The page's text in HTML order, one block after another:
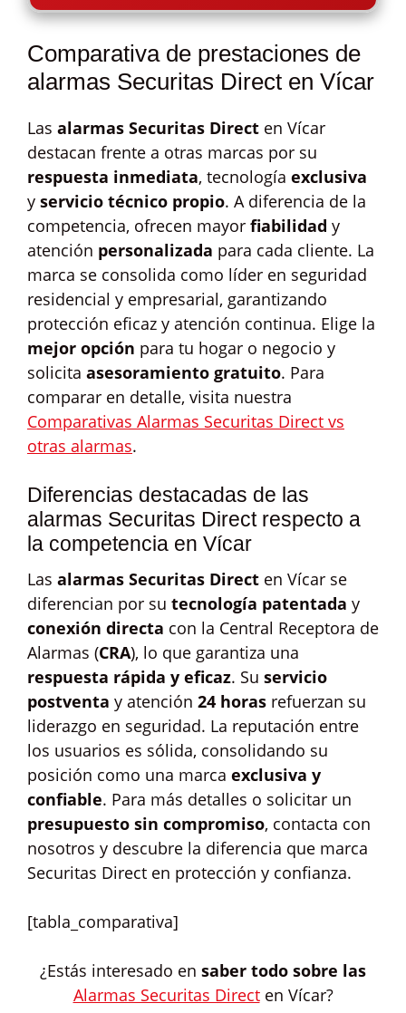
Comparativa de prestaciones de
alarmas Securitas Direct en Vícar
Las alarmas Securitas Direct en Vícar
destacan frente a otras marcas por su
respuesta inmediata, tecnología exclusiva
y servicio técnico propio. A diferencia de la
competencia, ofrecen mayor fiabilidad y
atención personalizada para cada cliente. La
marca se consolida como líder en seguridad
residencial y empresarial, garantizando
protección eficaz y atención continua. Elige la
mejor opción para tu hogar o negocio y
solicita asesoramiento gratuito. Para
comparar en detalle, visita nuestra
Comparativas Alarmas Securitas Direct vs
otras alarmas.
Diferencias destacadas de las
alarmas Securitas Direct respecto a
la competencia en Vícar
Las alarmas Securitas Direct en Vícar se
diferencian por su tecnología patentada y
conexión directa con la Central Receptora de
Alarmas (CRA), lo que garantiza una
respuesta rápida y eficaz. Su servicio
postventa y atención 24 horas refuerzan su
liderazgo en seguridad. La reputación entre
los usuarios es sólida, consolidando su
posición como una marca exclusiva y
confiable. Para más detalles o solicitar un
presupuesto sin compromiso, contacta con
nosotros y descubre la diferencia que marca
Securitas Direct en protección y confianza.
[tabla_comparativa]
¿Estás interesado en saber todo sobre las
Alarmas Securitas Directen Vícar?